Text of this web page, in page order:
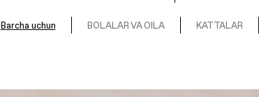
Barcha uchun BOLALAR VA OILA KATTALAR